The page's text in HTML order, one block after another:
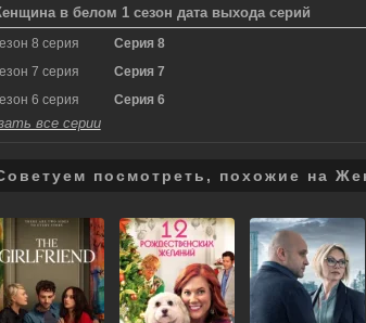
в белом 1 сезон дата выхода серий
8 серия
Серия 8
7 серия
Серия 7
6 серия
Серия 6
все серии
посмотреть, похожие на